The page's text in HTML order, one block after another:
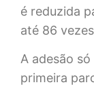
é reduzida
até 86
A adesão
primeira